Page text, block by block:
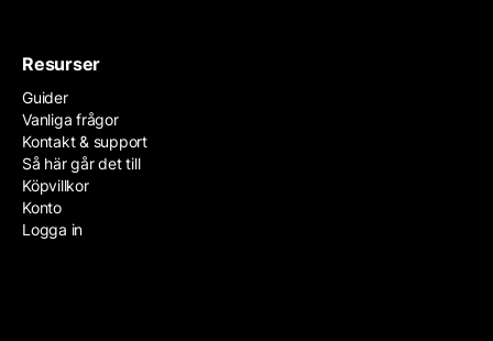
Resurser
Guider
Vanliga frågor
Kontakt & support
Så här går det till
Köpvillkor
Konto
Logga in